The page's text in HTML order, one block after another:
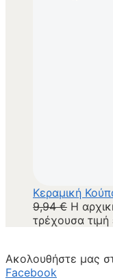
Κεραμική
9,94€ Η
τρέχουσα τιμή
Ακολουθήστε μας
Facebook